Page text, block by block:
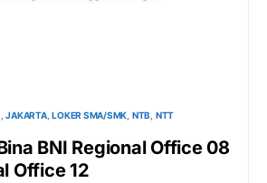
JAKARTA LOKER SMA/SMK NTB NTT
BNI Regional Office 08
Office 12